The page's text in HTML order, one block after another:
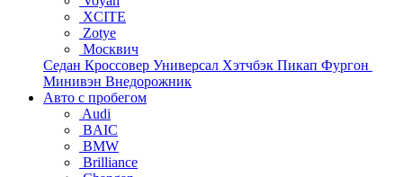
XCITE
Zotye
Москвич
Седан Кроссовер Универсал Хэтчбэк Пикап Фургон
Минивэн Внедорожник
Авто с пробегом
Audi
BAIC
BMW
Brilliance